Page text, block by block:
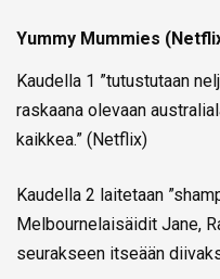
Yummy Mummies
Kaudella 1 ”tutustutaan
raskaana olevaan
kaikkea.” (Netflix)
Kaudella 2 laitetaan
Melbournelaisäidit Jane,
seurakseen itseään